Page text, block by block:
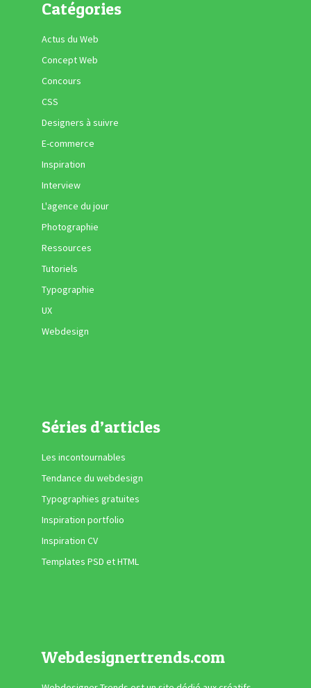
Catégories
Actus du Web
Concept Web
Concours
CSS
Designers à suivre
E-commerce
Inspiration
Interview
L'agence du jour
Photographie
Ressources
Tutoriels
Typographie
UX
Webdesign
Séries d’articles
Les incontournables
Tendance du webdesign
Typographies gratuites
Inspiration portfolio
Inspiration CV
Templates PSD et HTML
Webdesignertrends.com